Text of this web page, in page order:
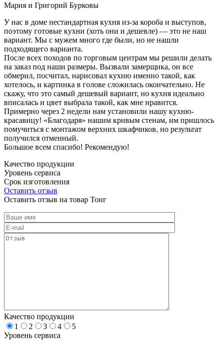
Мария и Григорий Бурковы
У нас в доме нестандартная кухня из-за короба и выступов,
поэтому готовые кухни (хоть они и дешевле) — это не наш
вариант. Мы с мужем много где были, но не нашли
подходящего варианта.
После всех походов по торговым центрам мы решили делать
на заказ под наши размеры. Вызвали замерщика, он все
обмерил, посчитал, нарисовал кухню именно такой, как
хотелось, и картинка в голове сложилась окончательно. Не
скажу, что это самый дешевый вариант, но кухня идеально
вписалась и цвет выбрала такой, как мне нравится.
Примерно через 2 недели нам установили нашу кухню-
красавицу! «Благодаря» нашим кривым стенам, им пришлось
помучиться с монтажом верхних шкафчиков, но результат
получился отменный.
Большое всем спасибо! Рекомендую!
Качество продукции
Уровень сервиса
Срок изготовления
Оставить отзыв
Оставить отзыв на товар Тонг
Качество продукции
1
2 3 4
5
Уровень сервиса